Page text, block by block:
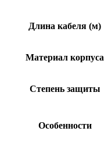
Длина кабеля (м)
Материал корпуса
Степень защиты
Особенности